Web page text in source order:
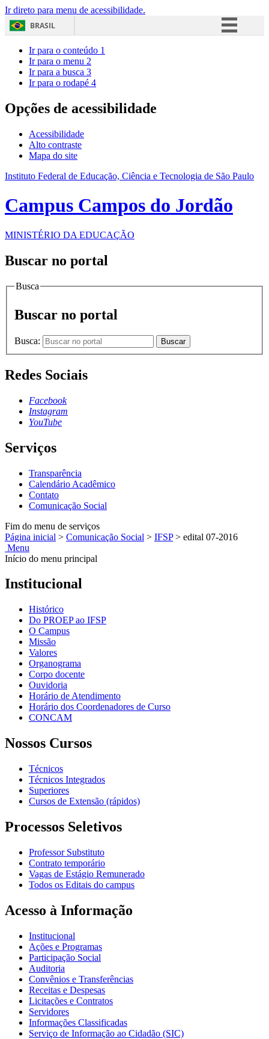
Ir direto para menu de acessibilidade.
BRASIL
Acesso à informação
Ir para o conteúdo 1
Ir para o menu 2
Ir para a busca 3
Ir para o rodapé 4
Opções de acessibilidade
Acessibilidade
Alto contraste
Mapa do site
Instituto Federal de Educação, Ciência e Tecnologia de São Paulo
Campus Campos do Jordão
MINISTÉRIO DA EDUCAÇÃO
Buscar no portal
Busca
Buscar no portal
Busca: Buscar
Redes Sociais
Facebook
Instagram
YouTube
Serviços
Transparência
Calendário Acadêmico
Contato
Comunicação Social
Fim do menu de serviços
Página inicial > Comunicação Social > IFSP > edital 07-2016
Menu
Início do menu principal
Institucional
Histórico
Do PROEP ao IFSP
O Campus
Missão
Valores
Organograma
Corpo docente
Ouvidoria
Horário de Atendimento
Horário dos Coordenadores de Curso
CONCAM
Nossos Cursos
Técnicos
Técnicos Integrados
Superiores
Cursos de Extensão (rápidos)
Processos Seletivos
Professor Substituto
Contrato temporário
Vagas de Estágio Remunerado
Todos os Editais do campus
Acesso à Informação
Institucional
Ações e Programas
Participação Social
Auditoria
Convênios e Transferências
Receitas e Despesas
Licitações e Contratos
Servidores
Informações Classificadas
Serviço de Informação ao Cidadão (SIC)